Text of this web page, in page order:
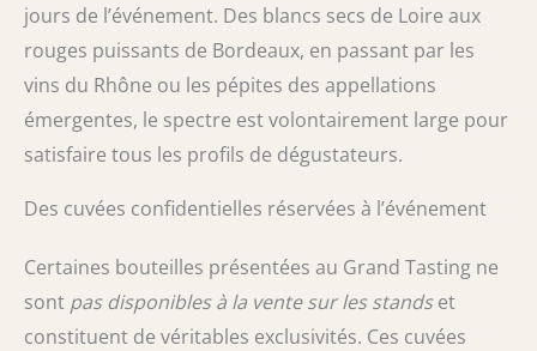
jours de l’événement. Des blancs secs de Loire aux
rouges puissants de Bordeaux, en passant par les
vins du Rhône ou les pépites des appellations
émergentes, le spectre est volontairement large pour
satisfaire tous les profils de dégustateurs.
Des cuvées confidentielles réservées à l’événement
Certaines bouteilles présentées au Grand Tasting ne
sont pas disponibles à la vente sur les standset
constituent de véritables exclusivités. Ces cuvées